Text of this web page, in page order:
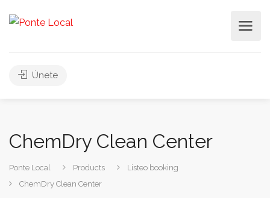
Únete
ChemDry Clean Center
Ponte Local Products
Listeo booking
ChemDry Clean Center